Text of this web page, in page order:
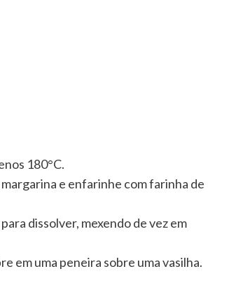
180°C.
e enfarinhe com farinha de
dissolver, mexendo de vez em
em uma peneira sobre uma vasilha.